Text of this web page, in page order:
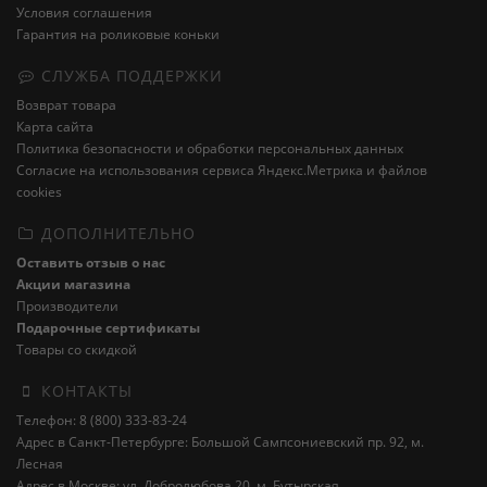
Условия соглашения
Гарантия на роликовые коньки
СЛУЖБА ПОДДЕРЖКИ
Возврат товара
Карта сайта
Политика безопасности и обработки персональных данных
Cогласие на использования сервиса Яндекс.Метрика и файлов
cookies
ДОПОЛНИТЕЛЬНО
Оставить отзыв о нас
Акции магазина
Производители
Подарочные сертификаты
Товары со скидкой
КОНТАКТЫ
Телефон: 8 (800) 333-83-24
Адрес в Санкт-Петербурге: Большой Сампсониевский пр. 92, м.
Лесная